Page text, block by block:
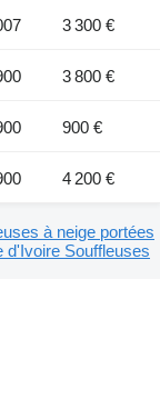
3 300 €
3 800 €
900 €
4 200 €
à neige portées
d'Ivoire Souffleuses